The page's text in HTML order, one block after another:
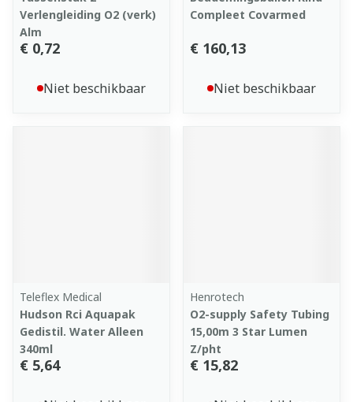
Verlengleiding O2 (verk)
Alm
€ 0,72
Niet beschikbaar
Compleet Covarmed
€ 160,13
Niet beschikbaar
Teleflex Medical
Hudson Rci Aquapak
Gedistil. Water Alleen
340ml
€ 5,64
Henrotech
O2-supply Safety Tubing
15,00m 3 Star Lumen
Z/pht
€ 15,82